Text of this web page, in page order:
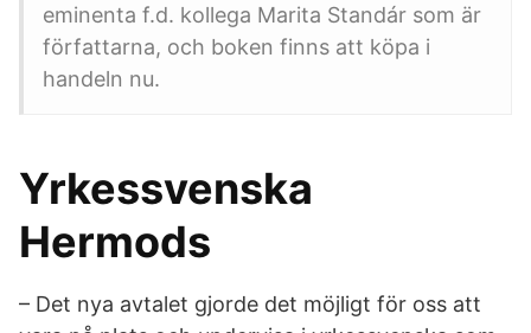
eminenta f.d. kollega Marita Standár som är
författarna, och boken finns att köpa i
handeln nu.
Yrkessvenska
Hermods
– Det nya avtalet gjorde det möjligt för oss att